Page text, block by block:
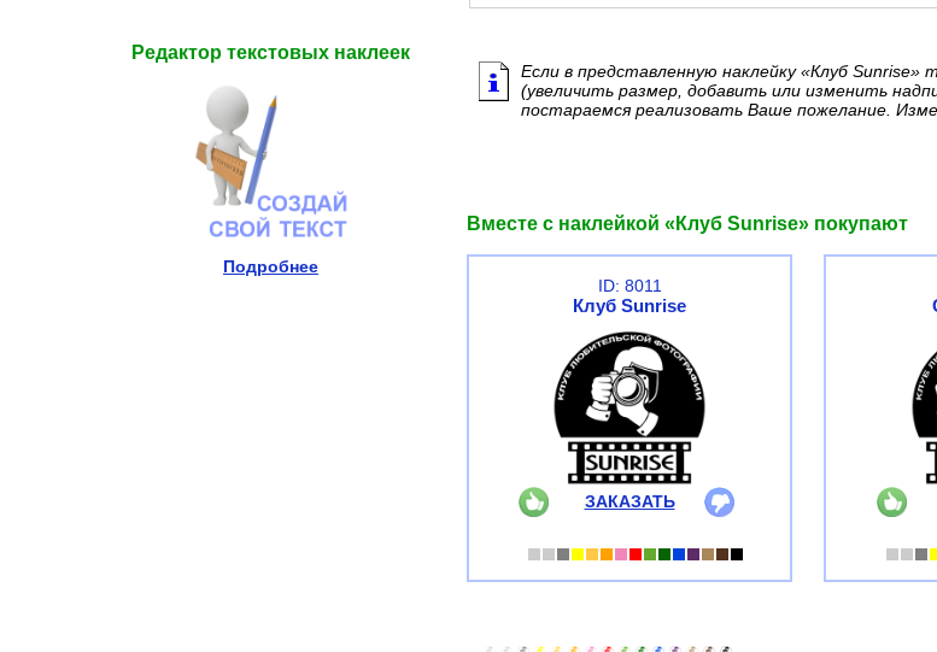
Редактор текстовых наклеек
Подробнее
Если в представленную наклейку «Клуб Sunrise»
(увеличить размер, добавить или изменить
постараемся реализовать Ваше пожелание.
Вместе с наклейкой «Клуб Sunrise» покупают
ID: 8011
Клуб Sunrise
ЗАКАЗАТЬ